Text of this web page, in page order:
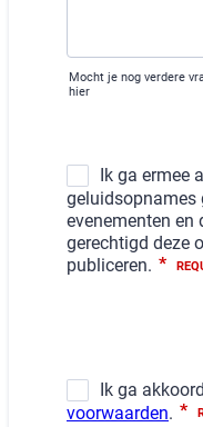
Mocht je nog verdere
hier